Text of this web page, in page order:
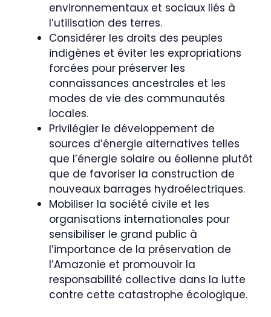
environnementaux et sociaux liés à
l’utilisation des terres.
Considérer les droits des peuples
indigènes et éviter les expropriations
forcées pour préserver les
connaissances ancestrales et les
modes de vie des communautés
locales.
Privilégier le développement de
sources d’énergie alternatives telles
que l’énergie solaire ou éolienne plutôt
que de favoriser la construction de
nouveaux barrages hydroélectriques.
Mobiliser la société civile et les
organisations internationales pour
sensibiliser le grand public à
l’importance de la préservation de
l’Amazonie et promouvoir la
responsabilité collective dans la lutte
contre cette catastrophe écologique.